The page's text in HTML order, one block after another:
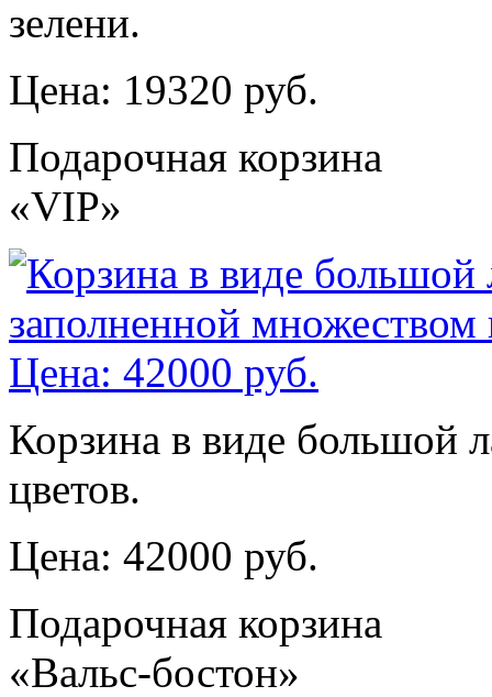
зелени.
Цена: 19320 руб.
Подарочная корзина
«VIP»
Корзина в виде большой
цветов.
Цена: 42000 руб.
Подарочная корзина
«Вальс-бостон»